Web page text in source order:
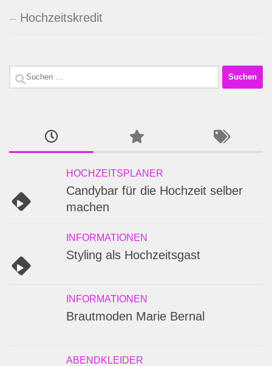
Hochzeitskredit
Suchen
HOCHZEITSPLANER
Candybar für die Hochzeit selber
machen
INFORMATIONEN
Styling als Hochzeitsgast
INFORMATIONEN
Brautmoden Marie Bernal
ABENDKLEIDER